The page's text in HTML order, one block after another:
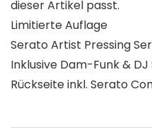
dieser Artikel passt.
Limitierte Auflage
Serato Artist Pressing
Inklusive Dam-Funk &
Rückseite inkl. Serato